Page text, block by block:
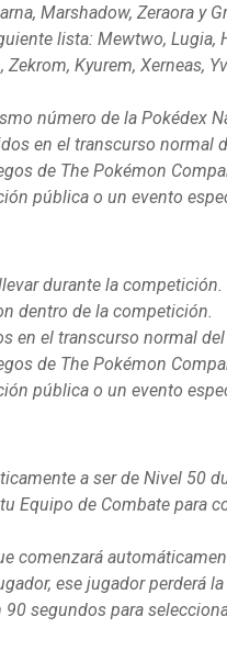
Marshadow, Zeraora y
lista: Mewtwo, Lugia,
Kyurem, Xerneas,
número de la Pokédex
en el transcurso normal
de The Pokémon
pública o un evento
durante la competición.
dentro de la competición.
en el transcurso normal
de The Pokémon
pública o un evento
a ser de Nivel 50
Equipo de Combate para
comenzará
ese jugador perderá la
segundos para